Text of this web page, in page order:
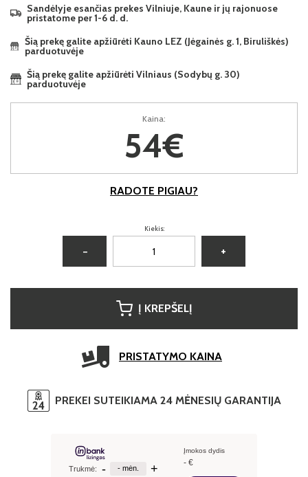
Sandėlyje esančias prekes Vilniuje, Kaune ir jų rajonuose
pristatome per 1-6 d. d.
Šią prekę galite apžiūrėti Kauno LEZ (Jėgainės g. 1, Biruliškės)
parduotuvėje
Šią prekę galite apžiūrėti Vilniaus (Sodybų g. 30)
parduotuvėje
Kaina:
54€
RADOTE PIGIAU?
Kiekis:
− +
Į KREPŠELĮ
PRISTATYMO KAINA
PREKEI SUTEIKIAMA 24 MĖNESIŲ GARANTIJA